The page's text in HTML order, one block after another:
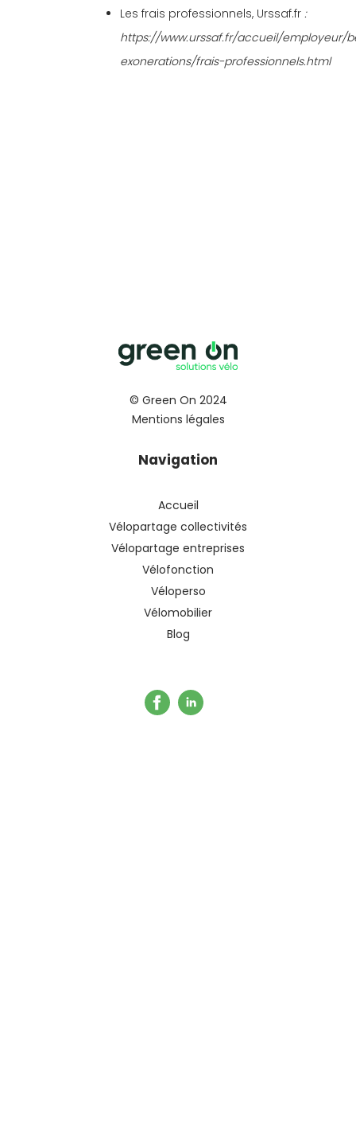
Les frais professionnels, Urssaf.fr :
https://www.urssaf.fr/accueil/employeur/
exonerations/frais-professionnels.html
© Green On 2024
Mentions légales
Navigation
Accueil
Vélopartage collectivités
Vélopartage entreprises
Vélofonction
Véloperso
Vélomobilier
Blog